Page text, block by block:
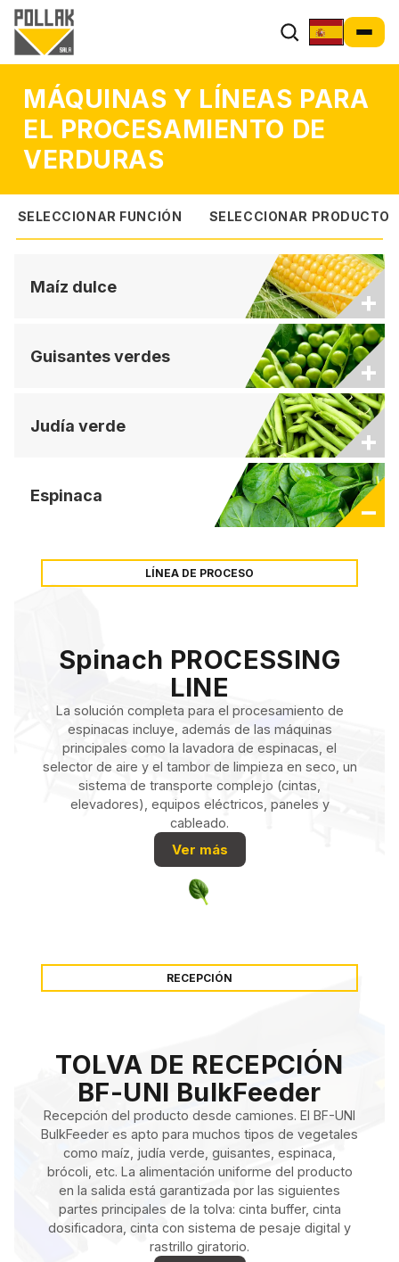
MÁQUINAS Y LÍNEAS PARA
EL PROCESAMIENTO DE
VERDURAS
SELECCIONAR FUNCIÓN SELECCIONAR PRODUCTO
Maíz dulce +
Guisantes verdes +
Judía verde +
Espinaca −
LÍNEA DE PROCESO
Spinach PROCESSING
LINE
La solución completa para el procesamiento de
espinacas incluye, además de las máquinas
principales como la lavadora de espinacas, el
selector de aire y el tambor de limpieza en seco, un
sistema de transporte complejo (cintas,
elevadores), equipos eléctricos, paneles y
cableado.
Ver más
RECEPCIÓN
TOLVA DE RECEPCIÓN
BF-UNI BulkFeeder
Recepción del producto desde camiones. El BF-UNI
BulkFeeder es apto para muchos tipos de vegetales
como maíz, judía verde, guisantes, espinaca,
brócoli, etc. La alimentación uniforme del producto
en la salida está garantizada por las siguientes
partes principales de la tolva: cinta buffer, cinta
dosificadora, cinta con sistema de pesaje digital y
rastrillo giratorio.